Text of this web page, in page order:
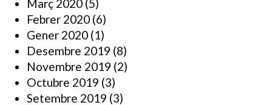
Març 2020 (5)
Febrer 2020 (6)
Gener 2020 (1)
Desembre 2019 (8)
Novembre 2019 (2)
Octubre 2019 (3)
Setembre 2019 (3)